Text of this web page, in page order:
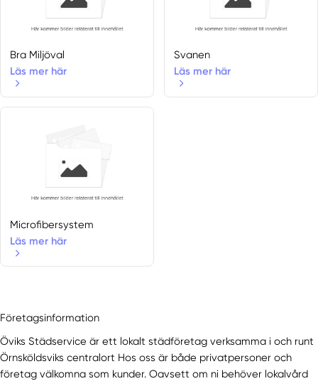
Bra Miljöval
Läs mer här
Svanen
Läs mer här
Microfibersystem
Läs mer här
Företagsinformation
Öviks Städservice är ett lokalt städföretag verksamma i och runt
Örnsköldsviks centralort Hos oss är både privatpersoner och
företag välkomna som kunder. Oavsett om ni behöver lokalvård